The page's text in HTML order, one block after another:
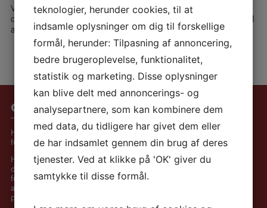
Vi glæder os til en hyggelig eftermiddag med smil, fællesskab
og sommerstemning. En tur til ishuset er en skøn anledning til
at komme ud, nyde omgivelserne og forkæle os selv lidt.
Om Hjertebo
Hjertebo er en selvejende institution og
fungerer i henhold til Lov om Friplejeboliger.
Hjertebo er således et længerevarende
døgntilbud for voksne med nedsat
funktionsevne. Bestyrelsen har ansvaret for
at ansætte den daglige leder, som er
personaleleder for ca. 30 medarbejdere.
teknologier, herunder cookies, til at
indsamle oplysninger om dig til forskellige
formål, herunder: Tilpasning af annoncering,
bedre brugeroplevelse, funktionalitet,
statistik og marketing. Disse oplysninger
kan blive delt med annoncerings- og
analysepartnere, som kan kombinere dem
med data, du tidligere har givet dem eller
de har indsamlet gennem din brug af deres
tjenester. Ved at klikke på 'OK' giver du
samtykke til disse formål.